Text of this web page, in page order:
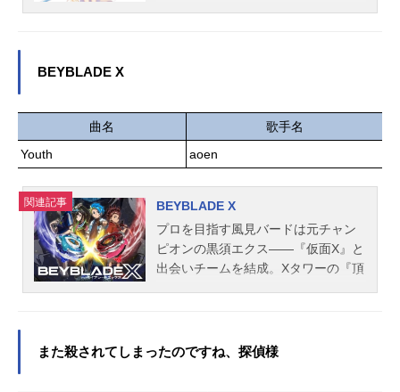
／シンソフィア監督：藤咲淳一 山
い。しかし、記憶だけがすっぽりと
抜け落ちている。見知らぬ世界でた
った一人、戸惑うあなたを導いたの
は小さなガイド役の少女だった。さ
らにそこに通りがかった、腹ペコの
剣士。心優しき魔法使いの少女。行
き倒れていた猫の獣人(ビースト)。
次々に生まれた絆が、あなたを世界
きていけると思っていた。だが、平
穏な時は永遠には続かない。ランド
BEYBLADE X
曲名
歌手名
Youth
aoen
関連記事
BEYBLADE X
プロを目指す風見バードは元チャン
ピオンの黒須エクス――『仮面X』と
出会いチームを結成。Xタワーの『頂
て見えないもの──“X”。最高加速(エ
また殺されてしまったのですね、探偵様